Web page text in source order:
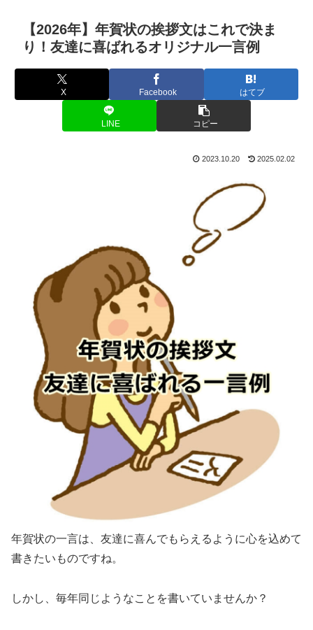
【2026年】年賀状の挨拶文はこれで決ま
り！友達に喜ばれるオリジナル一言例
X Facebook はてブ
LINE コピー
2023.10.20 2025.02.02
年賀状の一言は、友達に喜んでもらえるように心を込めて
書きたいものですね。
しかし、毎年同じようなことを書いていませんか？